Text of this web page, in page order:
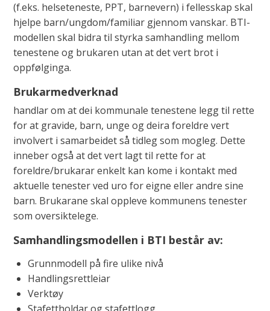
(f.eks. helseteneste, PPT, barnevern) i fellesskap skal
hjelpe barn/ungdom/familiar gjennom vanskar. BTI-
modellen skal bidra til styrka samhandling mellom
tenestene og brukaren utan at det vert brot i
oppfølginga.
Brukarmedverknad
handlar om at dei kommunale tenestene legg til rette
for at gravide, barn, unge og deira foreldre vert
involvert i samarbeidet så tidleg som mogleg. Dette
inneber også at det vert lagt til rette for at
foreldre/brukarar enkelt kan kome i kontakt med
aktuelle tenester ved uro for eigne eller andre sine
barn. Brukarane skal oppleve kommunens tenester
som oversiktelege.
Samhandlingsmodellen i BTI består av:
Grunnmodell på fire ulike nivå
Handlingsrettleiar
Verktøy